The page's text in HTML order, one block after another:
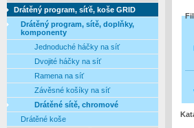
Drátěný program, síťě, koše GRID
Drátěný program, sítě, doplňky,
komponenty
Jednoduché háčky na síť
Dvojité háčky na síť
Ramena na síť
Závěsné košíky na síť
Drátěné sítě, chromové
Drátěné koše